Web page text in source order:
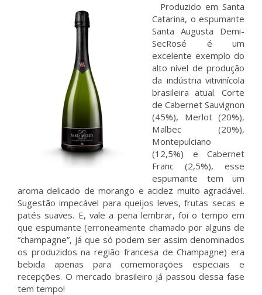
Produzido em Santa
Catarina, o espumante
Santa Augusta Demi-
SecRosé é um
excelente exemplo do
alto nível de produção
da indústria vitivinícola
brasileira atual. Corte
de Cabernet Sauvignon
(45%), Merlot (20%),
Malbec (20%),
Montepulciano
(12,5%) e Cabernet
Franc (2,5%), esse
espumante tem um
aroma delicado de morango e acidez muito agradável.
Sugestão impecável para queijos leves, frutas secas e
patés suaves. E, vale a pena lembrar, foi o tempo em
que espumante (erroneamente chamado por alguns de
“champagne”, já que só podem ser assim denominados
os produzidos na região francesa de Champagne) era
bebida apenas para comemorações especiais e
recepções. O mercado brasileiro já passou dessa fase
tem tempo!